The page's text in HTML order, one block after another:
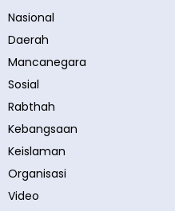
Nasional
Daerah
Mancanegara
Sosial
Rabthah
Kebangsaan
Keislaman
Organisasi
Video